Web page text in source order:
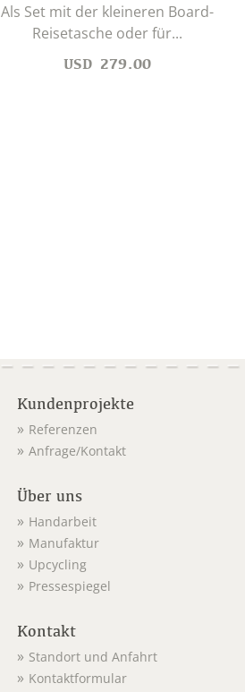
Als Set mit der kleineren Board-
Reisetasche oder für...
USD 279.00
Kundenprojekte
Referenzen
Anfrage/Kontakt
Über uns
Handarbeit
Manufaktur
Upcycling
Pressespiegel
Kontakt
Standort und Anfahrt
Kontaktformular